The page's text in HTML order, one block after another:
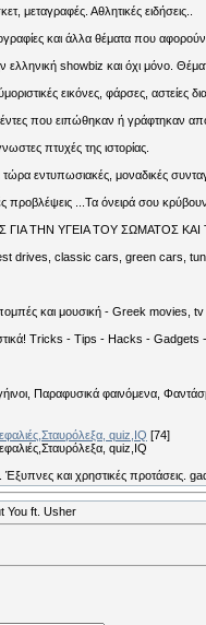
μεταγραφές. Αθλητικές ειδήσεις..
και άλλα θέματα που
showbiz και όχι μόνο.
εικόνες, φάρσες, αστείες
που ειπώθηκαν ή
πτυχές της ιστορίας.
τώρα εντυπωσιακές, μοναδικές
...Τα όνειρά σου
ΓΙΑ ΤΗΝ ΥΓΕΙΑ ΤΟΥ ΣΩΜΑΤΟΣ
drives, classic cars, green cars,
και μουσική - Greek movies,
Tricks - Tips - Hacks - Gadgets
Παραφυσικά φαινόμενα,
quiz,IQ [74]
quiz,IQ
Έξυπνες και χρηστικές προτάσεις.
You ft. Usher